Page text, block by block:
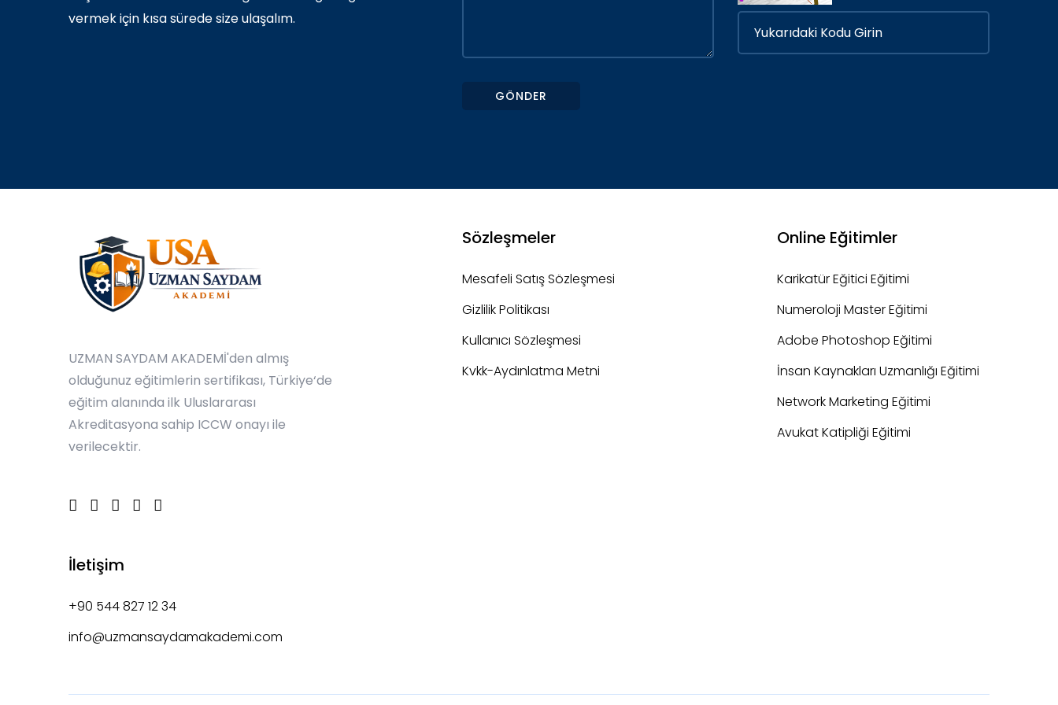
vermek için kısa sürede size ulaşalım.
GÖNDER
UZMAN SAYDAM AKADEMİ'den almış
olduğunuz eğitimlerin sertifikası, Türkiye‘de
eğitim alanında ilk Uluslararası
Akreditasyona sahip ICCW onayı ile
verilecektir.
Sözleşmeler
Mesafeli Satış Sözleşmesi
Gizlilik Politikası
Kullanıcı Sözleşmesi
Kvkk-Aydınlatma Metni
Online Eğitimler
Karikatür Eğitici Eğitimi
Numeroloji Master Eğitimi
Adobe Photoshop Eğitimi
İnsan Kaynakları Uzmanlığı Eğitimi
Network Marketing Eğitimi
Avukat Katipliği Eğitimi
İletişim
+90 544 827 12 34
info@uzmansaydamakademi.com